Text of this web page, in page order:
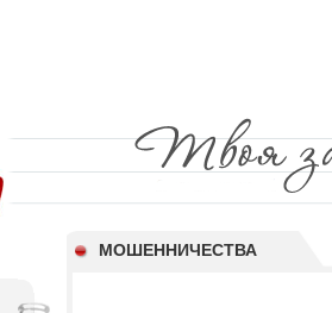
МОШЕННИЧЕСТВА